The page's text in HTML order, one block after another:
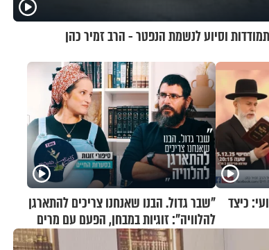
וסיוע לנשמת הנפטר - הרב זמיר כהן
כיצד
"שבר גדול. הבנו שאנחנו צריכים להתארגן
להלוויה": זוגיות במבחן, הפעם עם מרים
וגד דנינו